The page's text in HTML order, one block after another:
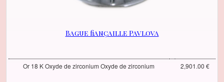
Bague fiançaille Pavlova
Or 18 K Oxyde de zirconium Oxyde de zirconium 2,901.00 €